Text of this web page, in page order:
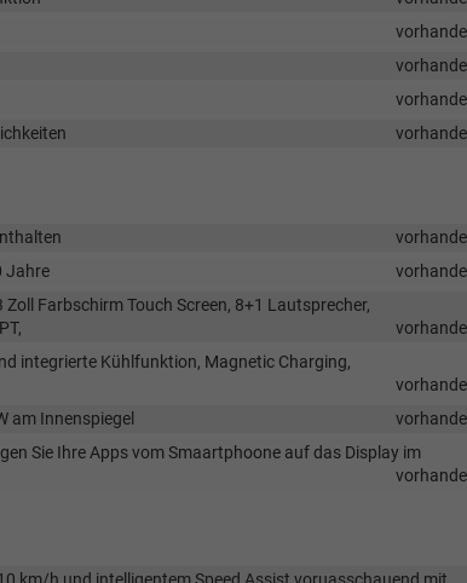
Jahre
Farbschirm Touch Screen, 8+1 Lautsprecher,
integrierte Kühlfunktion, Magnetic Charging,
am Innenspiegel
Sie Ihre Apps vom Smaartphoone auf das Display im
km/h und intelligentem Speed Assist voruasschauend mit